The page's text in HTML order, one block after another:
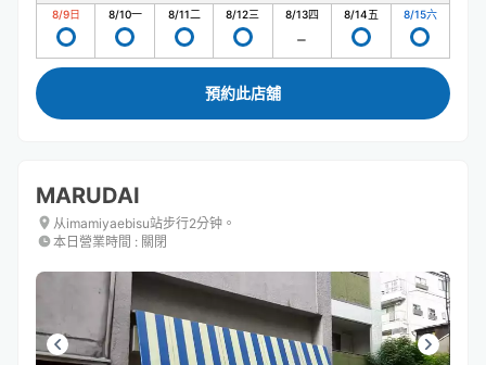
8/9日 8/10一 8/11二 8/12三 8/13四 8/14五 8/15六
預約此店舖
MARUDAI
从imamiyaebisu站步行2分钟。
本日營業時間 : 關閉